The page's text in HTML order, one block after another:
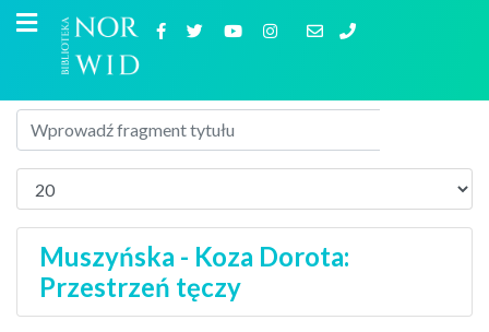
Muszyńska - Koza Dorota:
Przestrzeń tęczy